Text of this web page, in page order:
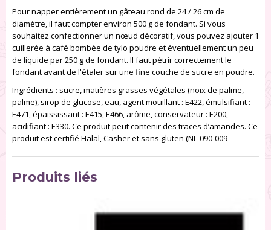
Pour napper entièrement un gâteau rond de 24 / 26 cm de
diamètre, il faut compter environ 500 g de fondant. Si vous
souhaitez confectionner un nœud décoratif, vous pouvez ajouter 1
cuillerée à café bombée de tylo poudre et éventuellement un peu
de liquide par 250 g de fondant. Il faut pétrir correctement le
fondant avant de l'étaler sur une fine couche de sucre en poudre.
Ingrédients : sucre, matières grasses végétales (noix de palme,
palme), sirop de glucose, eau, agent mouillant : E422, émulsifiant :
E471, épaississant : E415, E466, arôme, conservateur : E200,
acidifiant : E330. Ce produit peut contenir des traces d’amandes. Ce
produit est certifié Halal, Casher et sans gluten (NL-090-009
Produits liés